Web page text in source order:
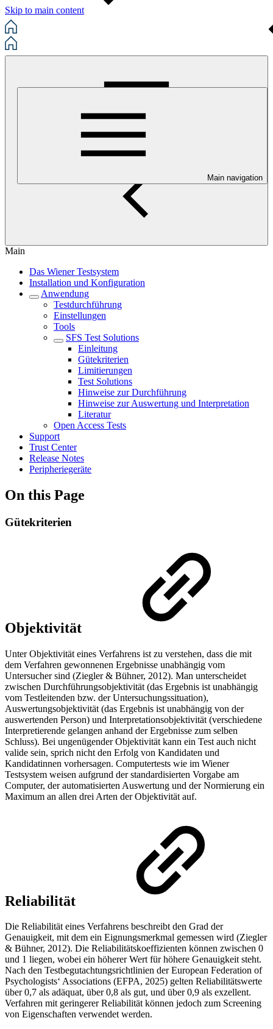
Skip to main content
Main navigation
Main
Das Wiener Testsystem
Installation und Konfiguration
Anwendung
Testdurchführung
Einstellungen
Tools
SFS Test Solutions
Einleitung
Gütekriterien
Limitierungen
Test Solutions
Hinweise zur Durchführung
Hinweise zur Auswertung und Interpretation
Literatur
Open Access Tests
Support
Trust Center
Release Notes
Peripheriegeräte
On this Page
Gütekriterien
Objektivität
Unter Objektivität eines Verfahrens ist zu verstehen, dass die mit
dem Verfahren gewonnenen Ergebnisse unabhängig vom
Untersucher sind (Ziegler & Bühner, 2012). Man unterscheidet
zwischen Durchführungsobjektivität (das Ergebnis ist unabhängig
vom Testleitenden bzw. der Untersuchungssituation),
Auswertungsobjektivität (das Ergebnis ist unabhängig von der
auswertenden Person) und Interpretationsobjektivität (verschiedene
Interpretierende gelangen anhand der Ergebnisse zum selben
Schluss). Bei ungenügender Objektivität kann ein Test auch nicht
valide sein, sprich nicht den Erfolg von Kandidaten und
Kandidatinnen vorhersagen. Computertests wie im Wiener
Testsystem weisen aufgrund der standardisierten Vorgabe am
Computer, der automatisierten Auswertung und der Normierung ein
Maximum an allen drei Arten der Objektivität auf.
Reliabilität
Die Reliabilität eines Verfahrens beschreibt den Grad der
Genauigkeit, mit dem ein Eignungsmerkmal gemessen wird (Ziegler
& Bühner, 2012). Die Reliabilitätskoeffizienten können zwischen 0
und 1 liegen, wobei ein höherer Wert für höhere Genauigkeit steht.
Nach den Testbegutachtungsrichtlinien der European Federation of
Psychologists‘ Associations (EFPA, 2025) gelten Reliabilitätswerte
über 0,7 als adäquat, über 0,8 als gut, und über 0,9 als exzellent.
Verfahren mit geringerer Reliabilität können jedoch zum Screening
von Eigenschaften verwendet werden.